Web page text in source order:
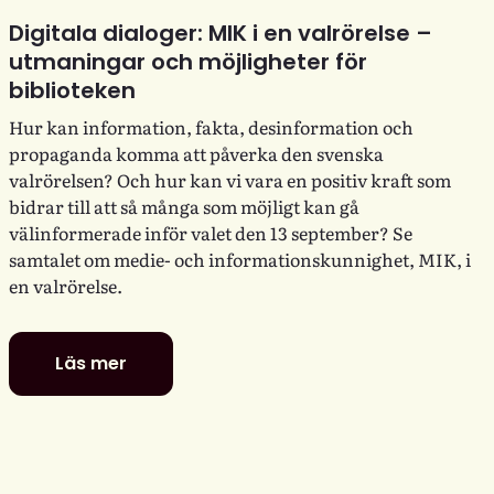
Digitala dialoger: MIK i en valrörelse –
utmaningar och möjligheter för
biblioteken
Hur kan information, fakta, desinformation och
propaganda komma att påverka den svenska
valrörelsen? Och hur kan vi vara en positiv kraft som
bidrar till att så många som möjligt kan gå
välinformerade inför valet den 13 september? Se
samtalet om medie- och informationskunnighet, MIK, i
en valrörelse.
Läs mer
Digitala
dialoger: